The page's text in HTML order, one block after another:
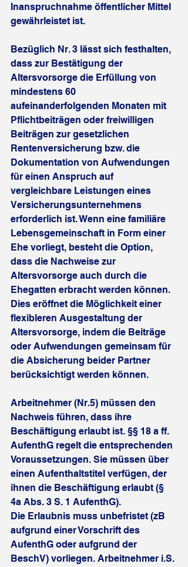
Inanspruchnahme öffentlicher Mittel
gewährleistet ist.
Bezüglich Nr. 3 lässt sich festhalten,
dass zur Bestätigung der
Altersvorsorge die Erfüllung von
mindestens 60
aufeinanderfolgenden Monaten mit
Pflichtbeiträgen oder freiwilligen
Beiträgen zur gesetzlichen
Rentenversicherung bzw. die
Dokumentation von Aufwendungen
für einen Anspruch auf
vergleichbare Leistungen eines
Versicherungsunternehmens
erforderlich ist. Wenn eine familiäre
Lebensgemeinschaft in Form einer
Ehe vorliegt, besteht die Option,
dass die Nachweise zur
Altersvorsorge auch durch die
Ehegatten erbracht werden können.
Dies eröffnet die Möglichkeit einer
flexibleren Ausgestaltung der
Altersvorsorge, indem die Beiträge
oder Aufwendungen gemeinsam für
die Absicherung beider Partner
berücksichtigt werden können.
Arbeitnehmer (Nr.5) müssen den
Nachweis führen, dass ihre
Beschäftigung erlaubt ist. §§ 18 a ff.
AufenthG regelt die entsprechenden
Voraussetzungen. Sie müssen über
einen Aufenthaltstitel verfügen, der
ihnen die Beschäftigung erlaubt (§
4a Abs. 3 S. 1 AufenthG).
Die Erlaubnis muss unbefristet (zB
aufgrund einer Vorschrift des
AufenthG oder aufgrund der
BeschV) vorliegen. Arbeitnehmer i.S.